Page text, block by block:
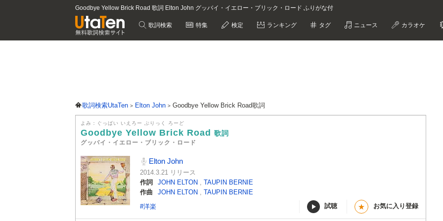
Goodbye Yellow Brick Road 歌詞 Elton John グッバイ・イエロー・ブリック・ロード ふりがな付
歌詞検索 特集 検定 ランキング タグ ニュース カラオケ
歌詞検索UtaTen Elton John Goodbye Yellow Brick Road歌詞
よみ：ぐっばい いえろー ぶりっく ろーど
Goodbye Yellow Brick Road 歌詞
グッバイ・イエロー・ブリック・ロード
Elton John
2014.3.21 リリース
作詞
JOHN ELTON , TAUPIN BERNIE
作曲
JOHN ELTON , TAUPIN BERNIE
#洋楽
試聴 ★ お気に入り登録